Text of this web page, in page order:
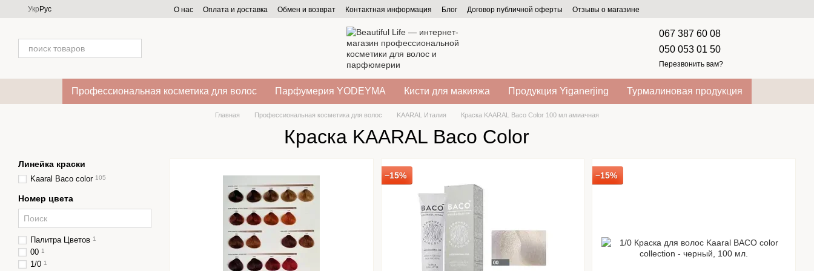
Перейти к основному контенту
Укр Рус О нас Оплата и доставка Обмен и возврат Контактная информация Блог Договор публичной оферты Отзывы о магазине
067 387 60 08
050 053 01 50
Перезвонить вам?
Профессиональная косметика для волос Парфумерия YODEYMA Кисти для макияжа Продукция Yiganerjing Турмалиновая продукция
Главная Профессиональная косметика для волос KAARAL Италия Краска KAARAL Baco Color 100 мл амиачная
Краска KAARAL Baco Color
−15% −15%
Линейка краски
Kaaral Baco color 105
Номер цвета
Палитра Цветов 1
00 1
1/0 1